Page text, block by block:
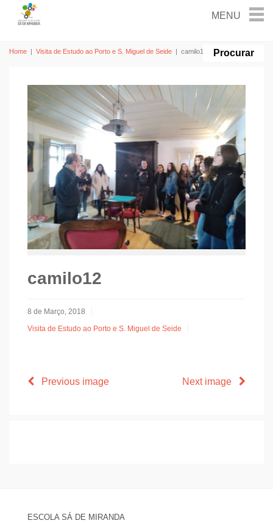
Home | Visita de Estudo ao Porto e S. Miguel de Seide | camilo12
camilo12
8 de Março, 2018
Visita de Estudo ao Porto e S. Miguel de Seide
Previous image Next image
ESCOLA SÁ DE MIRANDA